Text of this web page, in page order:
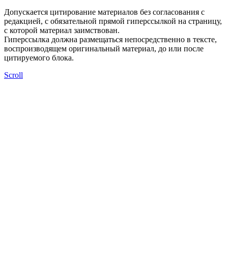
Допускается цитирование материалов без согласования с
редакцией, с обязательной прямой гиперссылкой на страницу,
с которой материал заимствован.
Гиперссылка должна размещаться непосредственно в тексте,
воспроизводящем оригинальный материал, до или после
цитируемого блока.
Scroll